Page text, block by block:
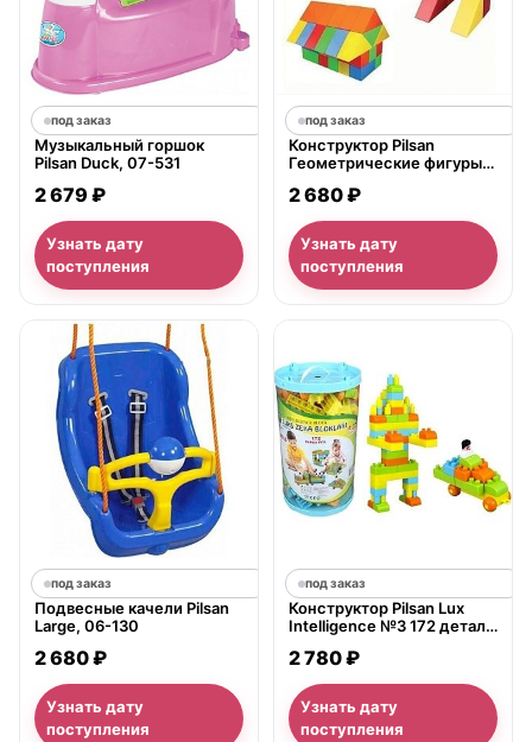
под заказ
Музыкальный горшок
Pilsan Duck, 07-531
2 679 ₽
Узнать дату
поступления
под заказ
Конструктор Pilsan
Геометрические фигуры
2 680 ₽
Узнать дату
поступления
под заказ
Подвесные качели Pilsan
Large, 06-130
2 680 ₽
Узнать дату
поступления
под заказ
Конструктор Pilsan Lux
Intelligence №3 172 детали
2 780 ₽
Узнать дату
поступления